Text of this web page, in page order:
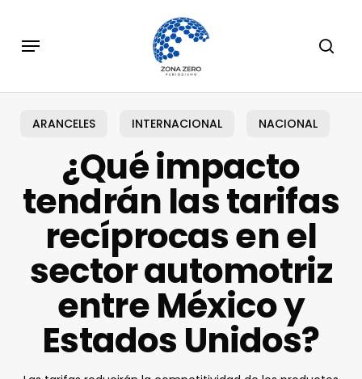
main
Menu
ARANCELES INTERNACIONAL NACIONAL
¿Qué impacto
tendrán las tarifas
recíprocas en el
sector automotriz
entre México y
Estados Unidos?